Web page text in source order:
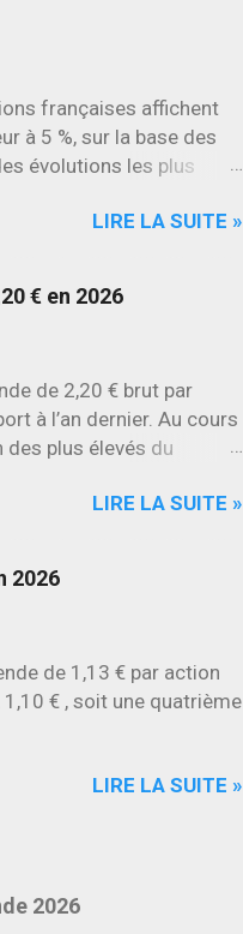
françaises affichent
à 5 %, sur la base des
évolutions les plus
Stellantis et Renault
LIRE LA SUITE »
€ en 2026
de 2,20 € brut par
à l’an dernier. Au cours
des plus élevés du
LIRE LA SUITE »
2026
de 1,13 € par action
€ , soit une quatrième
LIRE LA SUITE »
2026